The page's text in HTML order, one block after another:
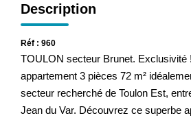
Description
Réf : 960
TOULON secteur Brunet. Exclusivité
appartement 3 pièces 72 m²
secteur recherché de Toulon Est,
Jean du Var. Découvrez ce superbe